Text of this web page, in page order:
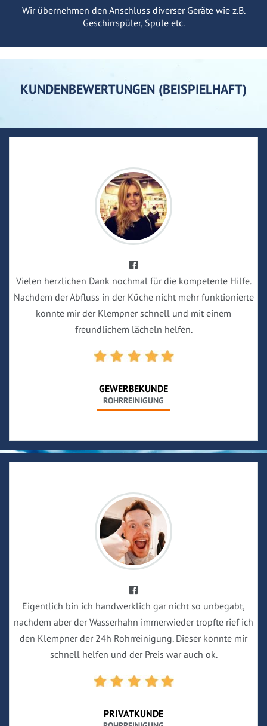
Wir übernehmen den Anschluss diverser Geräte wie z.B.
Geschirrspüler, Spüle etc.
KUNDENBEWERTUNGEN (BEISPIELHAFT)
Vielen herzlichen Dank nochmal für die kompetente Hilfe.
Nachdem der Abfluss in der Küche nicht mehr funktionierte
konnte mir der Klempner schnell und mit einem
freundlichem lächeln helfen.
GEWERBEKUNDE
ROHRREINIGUNG
Eigentlich bin ich handwerklich gar nicht so unbegabt,
nachdem aber der Wasserhahn immerwieder tropfte rief ich
den Klempner der 24h Rohrreinigung. Dieser konnte mir
schnell helfen und der Preis war auch ok.
PRIVATKUNDE